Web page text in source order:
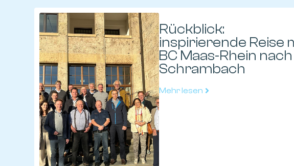
Rückblick:
inspirierende Reise
BC Maas-Rhein nach
Schrambach
Mehr lesen